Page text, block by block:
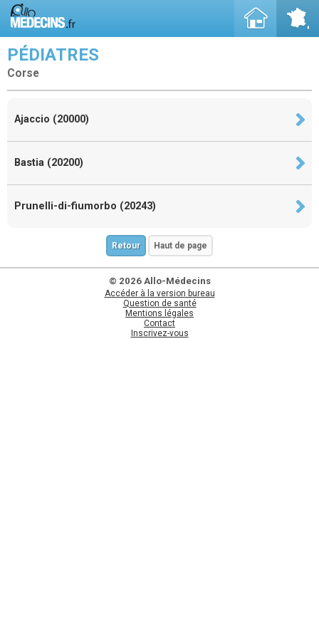
PÉDIATRES
Corse
Ajaccio (20000)
Bastia (20200)
Prunelli-di-fiumorbo (20243)
Retour Haut de page
© 2026 Allo-Médecins
Accéder à la version bureau
Question de santé
Mentions légales
Contact
Inscrivez-vous